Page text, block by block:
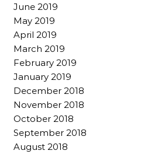
June 2019
May 2019
April 2019
March 2019
February 2019
January 2019
December 2018
November 2018
October 2018
September 2018
August 2018